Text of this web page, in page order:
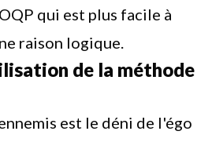
qui est plus facile à
raison logique.
de la méthode
est le déni de l'égo